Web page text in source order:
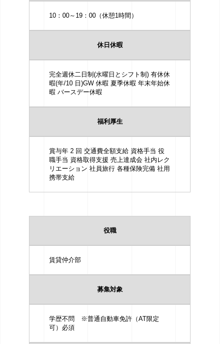
10：00～19：00（休憩1時間）
休日休暇
完全週休二日制(水曜日とシフト制) 有休休
暇(年/10 日)GW 休暇 夏季休暇 年末年始休
暇 バースデー休暇
福利厚生
賞与年 2 回 交通費全額支給 資格手当 役
職手当 資格取得支援 売上達成会 社内レク
リエーション 社員旅行 各種保険完備 社用
携帯支給
役職
賃貸仲介部
募集対象
学歴不問 ※普通自動車免許（AT限定
可）必須